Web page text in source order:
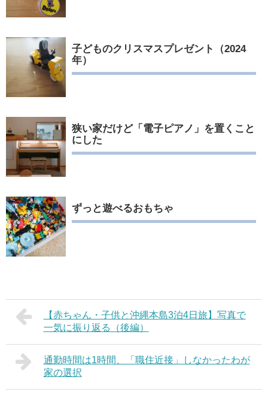
子どものクリスマスプレゼント（2024
年）
狭い家だけど「電子ピアノ」を置くこと
にした
ずっと遊べるおもちゃ
【赤ちゃん・子供と沖縄本島3泊4日旅】写真で
一気に振り返る（後編）
通勤時間は1時間、「職住近接」しなかったわが
家の選択